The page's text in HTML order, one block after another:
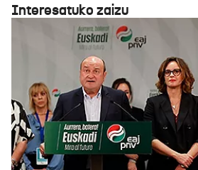
Interesatuko zaizu